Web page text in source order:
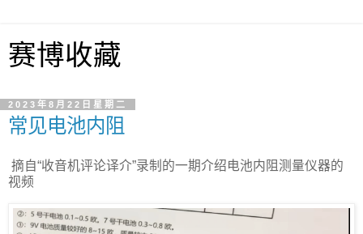
赛博收藏
2023年8月22日星期二
常见电池内阻
摘自“收音机评论译介”录制的一期介绍电池内阻测量仪器的
视频